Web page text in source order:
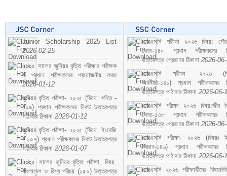
Junior Scholarship 2025 List
2026-02-25
২০২৫ সালের জুনিয়র বৃত্তি পরীক্ষার পরীক্ষক
ও প্রধান পরীক্ষকদের প্রয়োজনীয় ফরম
2026-01-12
জুনিয়র বৃত্তি পরীক্ষা- ২০২৫ (বিষয়: গণিত -
১০৯) প্রধান পরীক্ষকদের নিকট উত্তরপত্র
পাঠাবার ঠিকানা 2026-01-12
জুনিয়র বৃত্তি পরীক্ষা- ২০২৫ (বিষয়: ইংরেজি
- ১০৭) প্রধান পরীক্ষকদের নিকট উত্তরপত্র
পাঠাবার ঠিকানা 2026-01-07
২০২৫ সালের জুনিয়র বৃত্তি পরীক্ষা, বিষয়:
বাংলাদেশ ও বিশ্ব পরিচয় (১৫০) উত্তরপত্র
এসএসসি পরীক্ষা ২০২৬ বিষয়:
কোড-১৪০ প্রধান পরীক্ষকদের
উত্তরপত্র প্রেরণের ঠিকানা 2026-
এসএসসি পরীক্ষা- ২০২৬
অর্থনীতি-১৪১) প্রধান পরীক্ষকদের
উত্তরপত্র পাঠাবার ঠিকানা 2026-06-
এসএসসি পরীক্ষা ২০২৬ বিষয়:জীব
কোড-১৩৮ প্রধান পরীক্ষকদের
উত্তরপত্র প্রেরণের ঠিকানা 2026-
এসএসসি পরীক্ষা- ২০২৬ (বিষয়ঃ
বিজ্ঞান-১৪৬) প্রধান পরীক্ষকদের
উত্তরপত্র পাঠাবার ঠিকানা 2026-06-
এসএসসি ২০২৬ পরীক্ষার্থীদের